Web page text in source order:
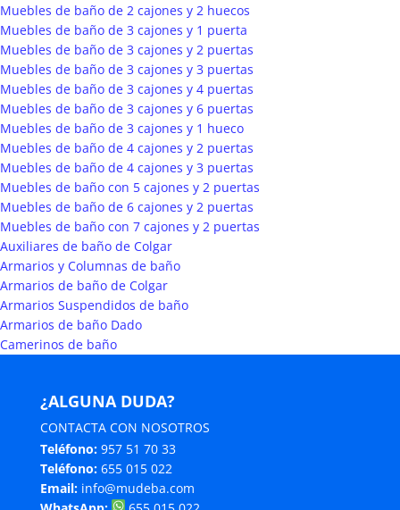
Muebles de baño de 2 cajones y 2 huecos
Muebles de baño de 3 cajones y 1 puerta
Muebles de baño de 3 cajones y 2 puertas
Muebles de baño de 3 cajones y 3 puertas
Muebles de baño de 3 cajones y 4 puertas
Muebles de baño de 3 cajones y 6 puertas
Muebles de baño de 3 cajones y 1 hueco
Muebles de baño de 4 cajones y 2 puertas
Muebles de baño de 4 cajones y 3 puertas
Muebles de baño con 5 cajones y 2 puertas
Muebles de baño de 6 cajones y 2 puertas
Muebles de baño con 7 cajones y 2 puertas
Auxiliares de baño de Colgar
Armarios y Columnas de baño
Armarios de baño de Colgar
Armarios Suspendidos de baño
Armarios de baño Dado
Camerinos de baño
¿ALGUNA DUDA?
CONTACTA CON NOSOTROS
Teléfono: 957 51 70 33
Teléfono: 655 015 022
Email: info@mudeba.com